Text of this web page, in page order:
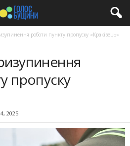
роботи пункту пропуску «Краківець»
пропуску
2025